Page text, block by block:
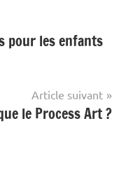
pour les enfants
Article suivant
le Process Art ?